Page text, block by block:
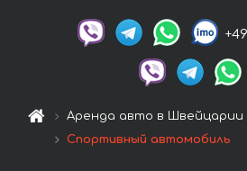
Аренда авто в Швейцарии
Спортивный автомобиль